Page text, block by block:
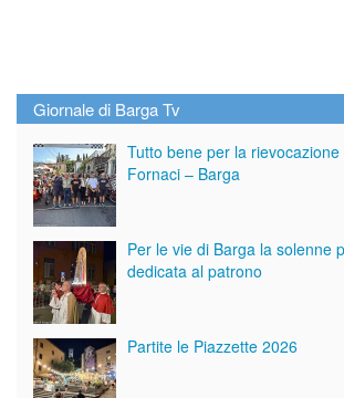
Giornale di Barga Tv
Tutto bene per la
Fornaci – Barga
Per le vie di Barga la solenne
dedicata al patrono
Partite le Piazzette 2026